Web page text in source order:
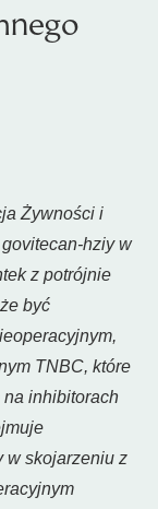
Żywności i
hziy w
z potrójnie
być
TNBC, które
inhibitorach
w skojarzeniu z